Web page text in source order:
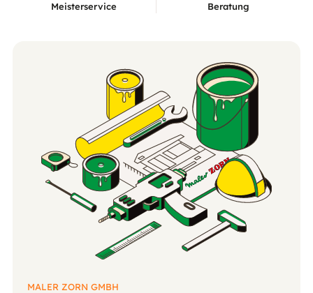
Meisterservice
Beratung
MALER ZORN GMBH